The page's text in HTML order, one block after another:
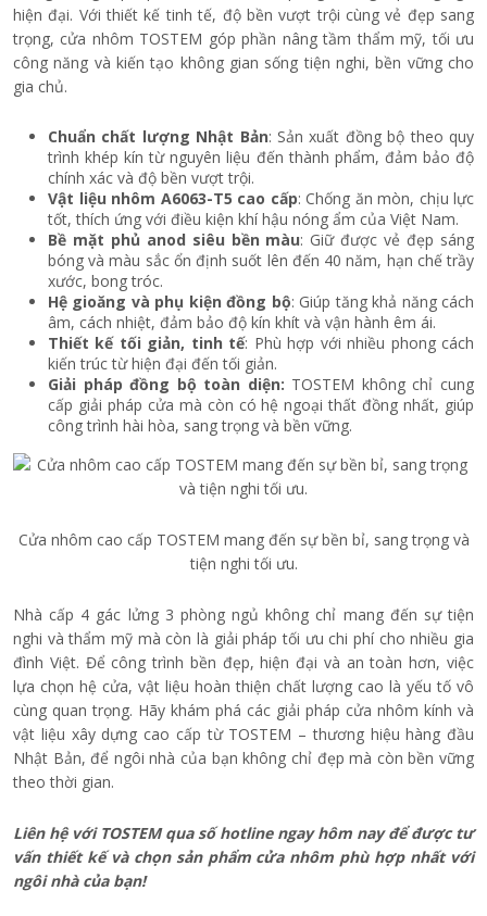
hiện đại. Với thiết kế tinh tế, độ bền vượt trội cùng vẻ đẹp sang
trọng, cửa nhôm TOSTEM góp phần nâng tầm thẩm mỹ, tối ưu
công năng và kiến tạo không gian sống tiện nghi, bền vững cho
gia chủ.
Chuẩn chất lượng Nhật Bản: Sản xuất đồng bộ theo quy
trình khép kín từ nguyên liệu đến thành phẩm, đảm bảo độ
chính xác và độ bền vượt trội.
Vật liệu nhôm A6063-T5 cao cấp: Chống ăn mòn, chịu lực
tốt, thích ứng với điều kiện khí hậu nóng ẩm của Việt Nam.
Bề mặt phủ anod siêu bền màu: Giữ được vẻ đẹp sáng
bóng và màu sắc ổn định suốt lên đến 40 năm, hạn chế trầy
xước, bong tróc.
Hệ gioăng và phụ kiện đồng bộ: Giúp tăng khả năng cách
âm, cách nhiệt, đảm bảo độ kín khít và vận hành êm ái.
Thiết kế tối giản, tinh tế: Phù hợp với nhiều phong cách
kiến trúc từ hiện đại đến tối giản.
Giải pháp đồng bộ toàn diện: TOSTEM không chỉ cung
cấp giải pháp cửa mà còn có hệ ngoại thất đồng nhất, giúp
công trình hài hòa, sang trọng và bền vững.
Cửa nhôm cao cấp TOSTEM mang đến sự bền bỉ, sang trọng và
tiện nghi tối ưu.
Nhà cấp 4 gác lửng 3 phòng ngủ không chỉ mang đến sự tiện
nghi và thẩm mỹ mà còn là giải pháp tối ưu chi phí cho nhiều gia
đình Việt. Để công trình bền đẹp, hiện đại và an toàn hơn, việc
lựa chọn hệ cửa, vật liệu hoàn thiện chất lượng cao là yếu tố vô
cùng quan trọng. Hãy khám phá các giải pháp cửa nhôm kính và
vật liệu xây dựng cao cấp từ TOSTEM – thương hiệu hàng đầu
Nhật Bản, để ngôi nhà của bạn không chỉ đẹp mà còn bền vững
theo thời gian.
Liên hệ với TOSTEM quasố hotlinengay hôm nay để được tư
vấn thiết kế và chọn sản phẩm cửa nhôm phù hợp nhất với
ngôi nhà của bạn!